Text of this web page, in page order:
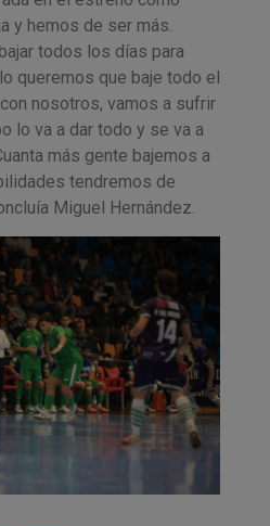
y hemos de ser más.
todos los días para
queremos que baje todo el
nosotros, vamos a sufrir
lo va a dar todo y se va a
más gente bajemos a
tendremos de
Miguel Hernández.